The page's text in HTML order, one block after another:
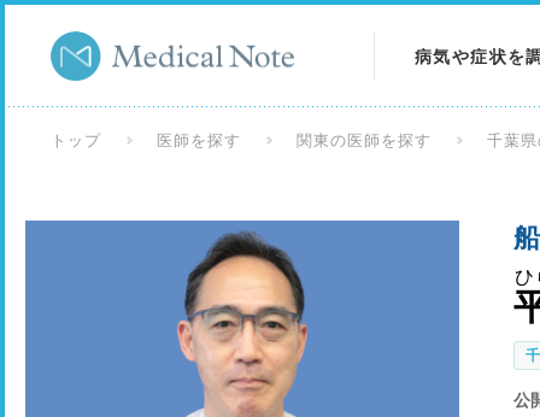
病気や症状を
検査を調べる
トップ 医師を探す 関東の医師を探す 千葉
ひ
公